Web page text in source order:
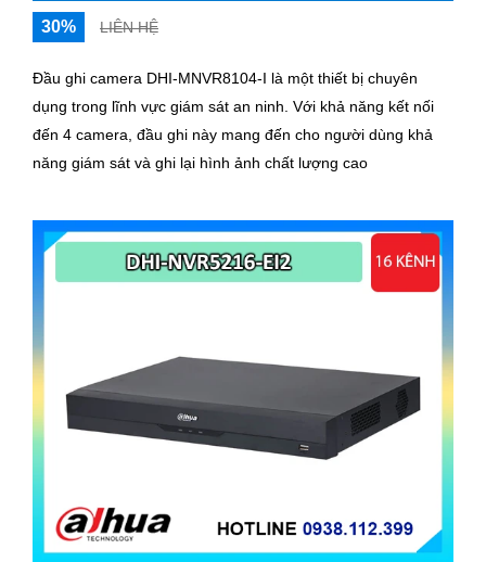
30% LIÊN HỆ
Đầu ghi camera DHI-MNVR8104-I là một thiết bị chuyên
dụng trong lĩnh vực giám sát an ninh. Với khả năng kết nối
đến 4 camera, đầu ghi này mang đến cho người dùng khả
năng giám sát và ghi lại hình ảnh chất lượng cao